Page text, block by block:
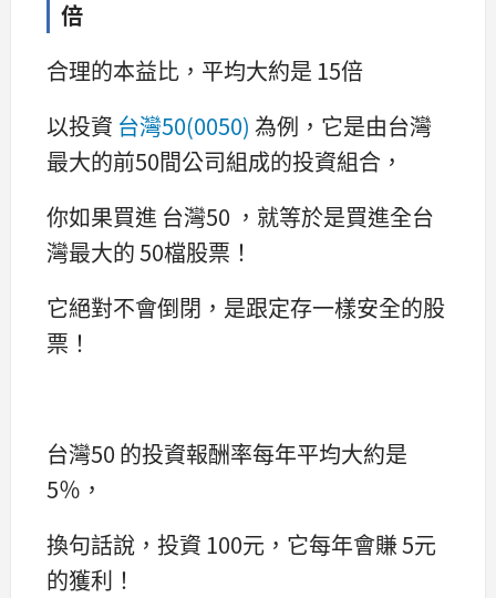
倍
合理的本益比，平均大約是 15倍
以投資 台灣50(0050) 為例，它是由台灣
最大的前50間公司組成的投資組合，
你如果買進 台灣50 ，就等於是買進全台
灣最大的 50檔股票！
它絕對不會倒閉，是跟定存一樣安全的股
票！
台灣50 的投資報酬率每年平均大約是
5％，
換句話說，投資 100元，它每年會賺 5元
的獲利！